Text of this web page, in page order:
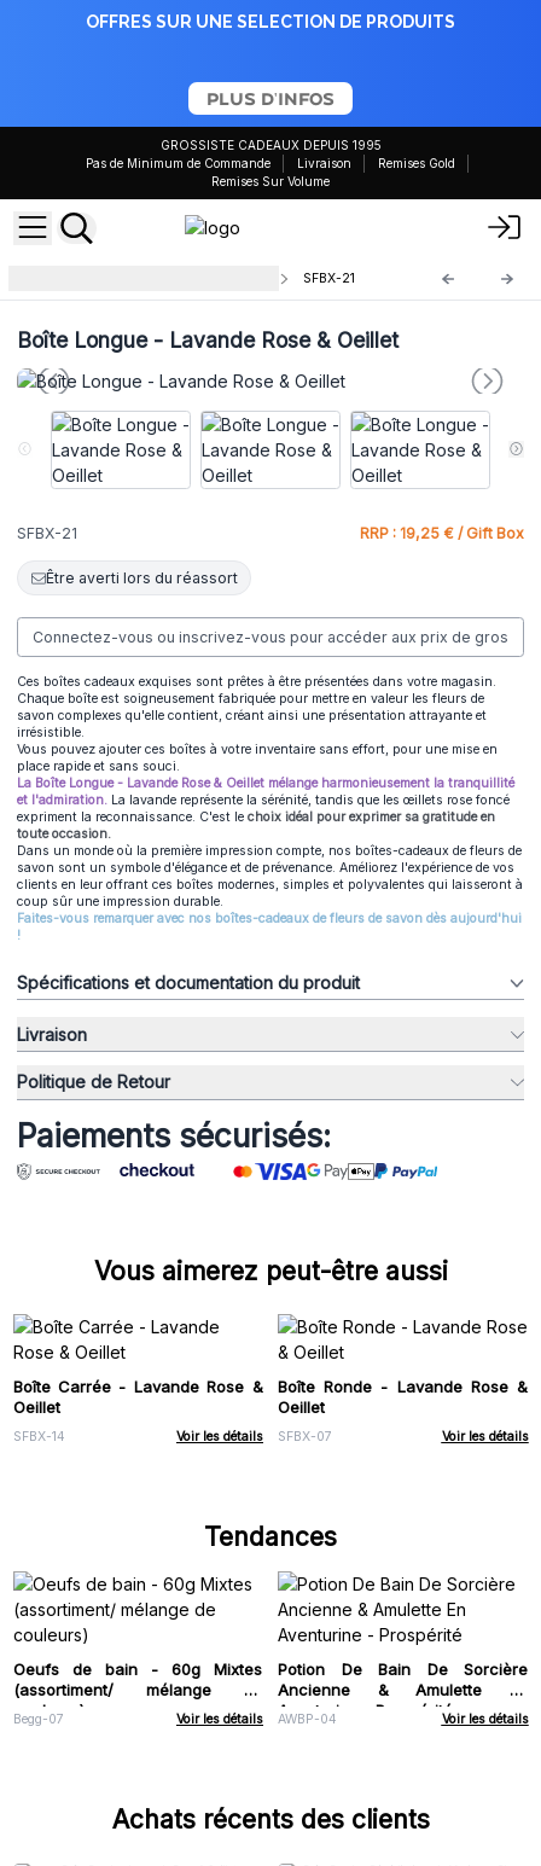
OFFRES SUR UNE SELECTION DE PRODUITS
PLUS D'INFOS
GROSSISTE CADEAUX DEPUIS 1995
Pas de Minimum de Commande
Livraison
Remises Gold
Remises Sur Volume
SFBX-21
Boîte Longue - Lavande Rose & Oeillet
SFBX-21 RRP : 19,25 € / Gift Box
Être averti lors du réassort
Connectez-vous ou inscrivez-vous pour accéder aux prix de gros
Ces boîtes cadeaux exquises sont prêtes à être présentées dans votre magasin.
Chaque boîte est soigneusement fabriquée pour mettre en valeur les fleurs de
savon complexes qu'elle contient, créant ainsi une présentation attrayante et
irrésistible.
Vous pouvez ajouter ces boîtes à votre inventaire sans effort, pour une mise en
place rapide et sans souci.
La Boîte Longue - Lavande Rose & Oeillet mélange harmonieusement la tranquillité
et l'admiration. La lavande représente la sérénité, tandis que les œillets rose foncé
expriment la reconnaissance. C'est le choix idéal pour exprimer sa gratitude en
toute occasion.
Dans un monde où la première impression compte, nos boîtes-cadeaux de fleurs de
savon sont un symbole d'élégance et de prévenance. Améliorez l'expérience de vos
clients en leur offrant ces boîtes modernes, simples et polyvalentes qui laisseront à
coup sûr une impression durable.
Faites-vous remarquer avec nos boîtes-cadeaux de fleurs de savon dès aujourd'hui
!
Spécifications et documentation du produit
Livraison
Politique de Retour
Paiements sécurisés:
Vous aimerez peut-être aussi
Boîte Carrée - Lavande Rose &
Oeillet
SFBX-14 Voir les détails
Boîte Ronde - Lavande Rose &
Oeillet
SFBX-07 Voir les détails
Tendances
Oeufs de bain - 60g Mixtes
(assortiment/ mélange de
couleurs)
Begg-07 Voir les détails
Potion De Bain De Sorcière
Ancienne & Amulette En
Aventurine - Prospérité
AWBP-04 Voir les détails
Achats récents des clients